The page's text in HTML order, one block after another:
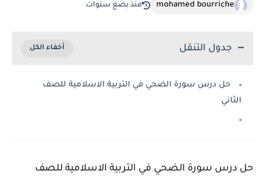
mohamed bourriche منذ بضع سنوات
جدول التنقل
حل درس سورة الضحي في التربية الاسلامية للصف
الثاني
حل درس سورة الضحي في التربية الاسلامية للصف